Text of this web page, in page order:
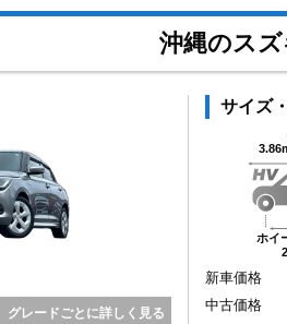
沖縄のス
グレードごとに詳しく見る
サイズ
ホイ
新車価格
中古価格